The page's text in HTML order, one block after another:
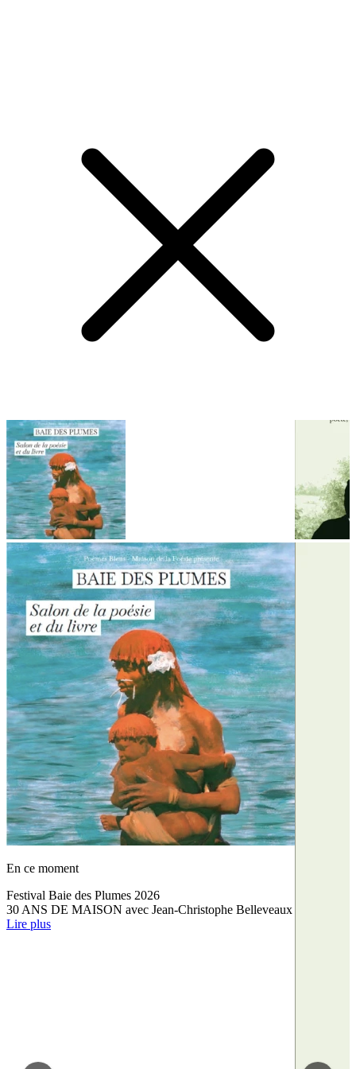
En ce moment
Festival Baie des Plumes 2026
30 ANS DE MAISON avec Jean-Christophe Belleveaux
Lire plus